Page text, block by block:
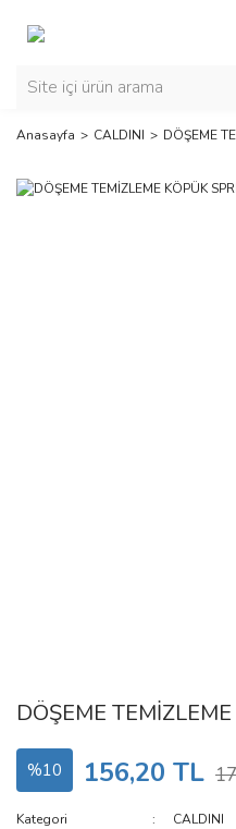
Anasayfa CALDINI DÖŞEME
DÖŞEME
%10 156,20 TL
Kategori
CALDINI